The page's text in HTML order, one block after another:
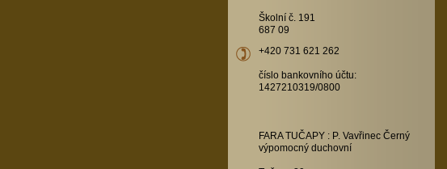
Školní č. 191
687 09
+420 731 621 262
číslo bankovního účtu:
1427210319/0800
FARA TUČAPY : P. Vavřinec Černý
výpomocný duchovní